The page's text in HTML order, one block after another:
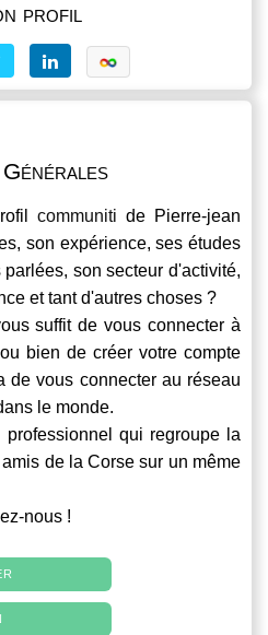
profil
communiti de Pierre-jean
son expérience, ses études
son secteur d'activité,
et tant d'autres choses ?
suffit de vous connecter à
ou bien de créer votre compte
de vous connecter au réseau
le monde.
qui regroupe la
de la Corse sur un même
nous !